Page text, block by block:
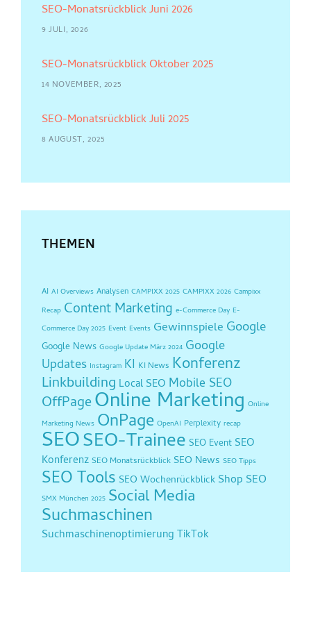
SEO-Monatsrückblick Juni 2026
9 JULI, 2026
SEO-Monatsrückblick Oktober 2025
14 NOVEMBER, 2025
SEO-Monatsrückblick Juli 2025
8 AUGUST, 2025
THEMEN
AI AI Overviews Analysen CAMPIXX 2025 CAMPIXX 2026 Campixx
Recap Content Marketing e-Commerce Day E-
Commerce Day 2025 Event Events Gewinnspiele Google
Google News Google Update März 2024 Google
Updates Instagram KI KI News Konferenz
Linkbuilding Local SEO Mobile SEO
OffPageOnline Marketing Online
Marketing News OnPage OpenAI Perplexity recap
SEOSEO-Trainee SEO Event SEO
Konferenz SEO Monatsrückblick SEO News SEO Tipps
SEO Tools SEO Wochenrückblick Shop SEO
SMX München 2025 Social Media
Suchmaschinen
Suchmaschinenoptimierung TikTok